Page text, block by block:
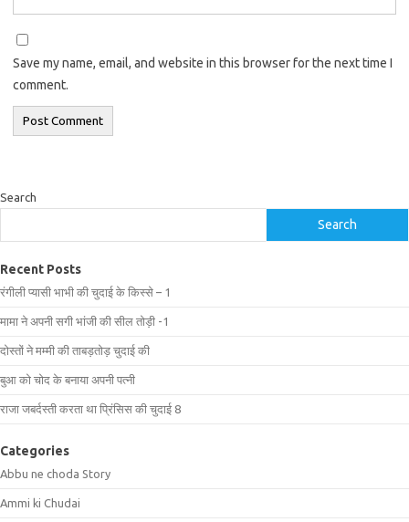
Save my name, email, and website in this browser for the next time I
comment.
Search
Search
Recent Posts
रंगीली प्यासी भाभी की चुदाई के किस्से – 1
मामा ने अपनी सगी भांजी की सील तोड़ी -1
दोस्तों ने मम्मी की ताबड़तोड़ चुदाई की
बुआ को चोद के बनाया अपनी पत्नी
राजा जबर्दस्ती करता था प्रिंसिस की चुदाई 8
Categories
Abbu ne choda Story
Ammi ki Chudai